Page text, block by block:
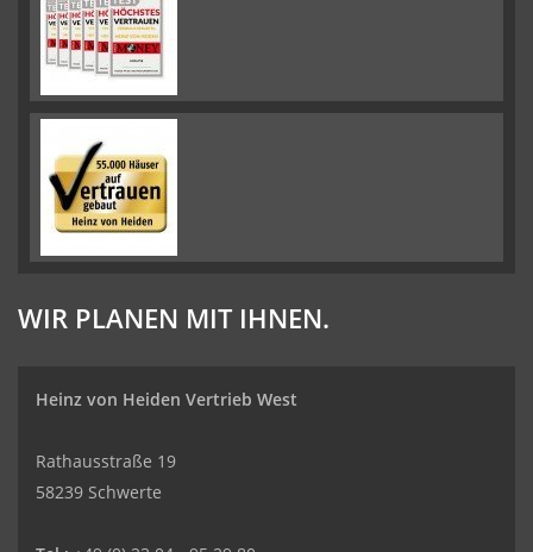
WIR PLANEN MIT IHNEN.
Heinz von Heiden Vertrieb West
Rathausstraße 19
58239 Schwerte